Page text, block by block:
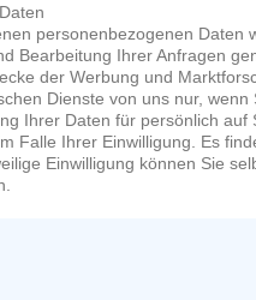
personenbezogenen Daten
Bearbeitung Ihrer Anfragen
der Werbung und
Dienste von uns nur, wenn
Ihrer Daten für persönlich auf
Falle Ihrer Einwilligung. Es
Einwilligung können Sie